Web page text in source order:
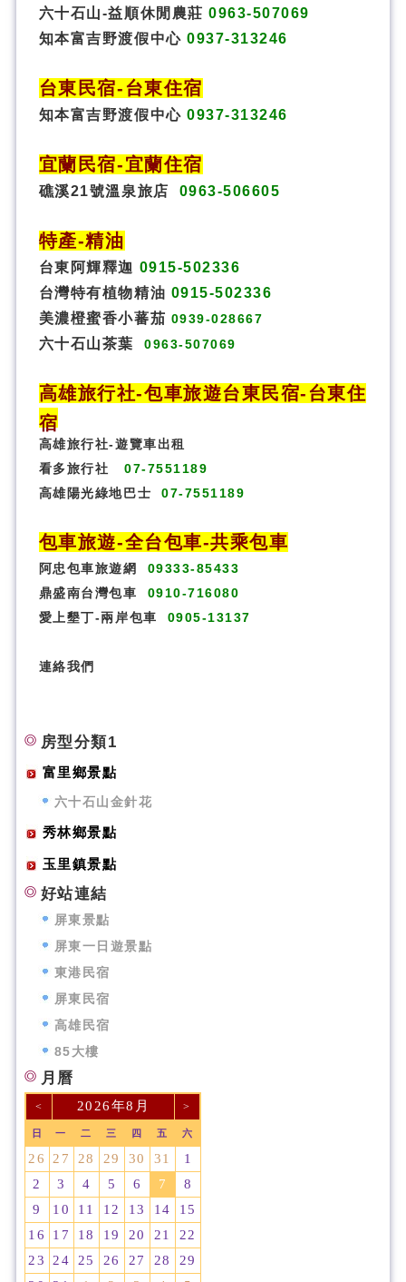
六十石山-益順休閒農莊 0963-507069
知本富吉野渡假中心 0937-313246
台東民宿-台東住宿
知本富吉野渡假中心 0937-313246
宜蘭民宿-宜蘭住宿
礁溪21號溫泉旅店 0963-506605
特產-精油
台東阿輝釋迦 0915-502336
台灣特有植物精油 0915-502336
美濃橙蜜香小蕃茄 0939-028667
六十石山茶葉 0963-507069
高雄旅行社-包車旅遊台東民宿-台東住
宿
高雄旅行社-遊覽車出租
看多旅行社
07-7551189
高雄陽光綠地巴士
07-7551189
包車旅遊-全台包車-共乘包車
阿忠包車旅遊網
09333-85433
鼎盛南台灣包車
0910-716080
愛上墾丁-兩岸包車
0905-13137
連絡我們
房型分類1
富里鄉景點
六十石山金針花
秀林鄉景點
玉里鎮景點
好站連結
屏東景點
屏東一日遊景點
東港民宿
屏東民宿
高雄民宿
85大樓
月曆
< 2026年8月 >
日 一 二 三 四 五 六
26 27 28 29 30 31
1
2
3 4 5 6 7
8
9
10 11 12 13 14
15
16
17 18 19 20 21
22
23
24 25 26 27 28
29